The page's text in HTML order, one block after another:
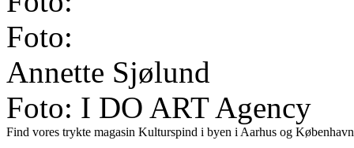
Foto:
Annette Sjølund
Foto: I DO ART Agency
Find vores trykte magasin Kulturspind i byen i Aarhus og København